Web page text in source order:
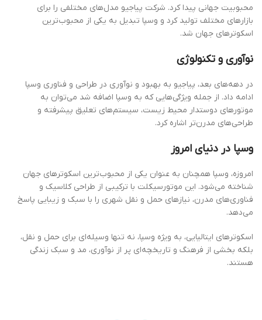
محبوبیت جهانی پیدا کرد. شرکت پیاجیو مدل‌های مختلفی را برای
بازارهای مختلف تولید کرد و وسپا تبدیل به یکی از محبوب‌ترین
اسکوترهای جهان شد.
نوآوری و تکنولوژی
در دهه‌های بعد، پیاجیو به بهبود و نوآوری در طراحی و فناوری وسپا
ادامه داد. از جمله ویژگی‌هایی که به وسپا اضافه شد می‌توان به
موتورهای دوستدار محیط زیست، سیستم‌های تعلیق پیشرفته و
طراحی‌های مدرن‌تر اشاره کرد.
وسپا در دنیای امروز
امروزه، وسپا همچنان به عنوان یکی از محبوب‌ترین اسکوترهای جهان
شناخته می‌شود. این موتورسیکلت با ترکیبی از طراحی کلاسیک و
فناوری‌های مدرن، نیازهای حمل و نقل شهری را با سبک و زیبایی پاسخ
می‌دهد.
اسکوترهای ایتالیایی، به ویژه وسپا، نه تنها وسیله‌ای برای حمل و نقل،
بلکه بخشی از فرهنگ و تاریخچه‌ای پر از نوآوری، مد و سبک زندگی
هستند.